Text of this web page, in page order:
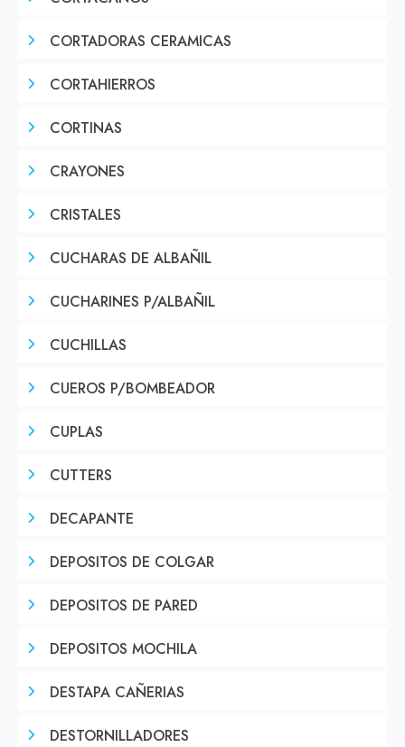
CORTADORAS CERAMICAS
CORTAHIERROS
CORTINAS
CRAYONES
CRISTALES
CUCHARAS DE ALBAÑIL
CUCHARINES P/ALBAÑIL
CUCHILLAS
CUEROS P/BOMBEADOR
CUPLAS
CUTTERS
DECAPANTE
DEPOSITOS DE COLGAR
DEPOSITOS DE PARED
DEPOSITOS MOCHILA
DESTAPA CAÑERIAS
DESTORNILLADORES